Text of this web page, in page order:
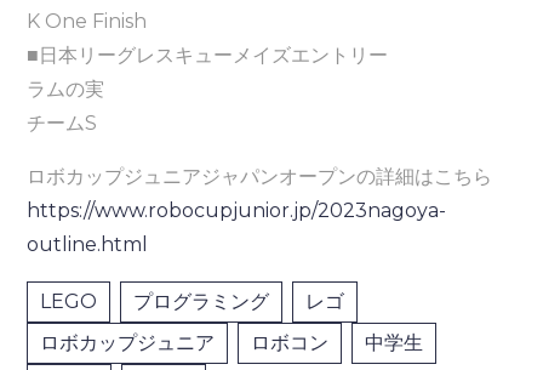
K One Finish
■日本リーグレスキューメイズエントリー
ラムの実
チームS
ロボカップジュニアジャパンオープンの詳細はこちら
https://www.robocupjunior.jp/2023nagoya-
outline.html
LEGO プログラミング
レゴ
ロボカップジュニア
ロボコン
中学生